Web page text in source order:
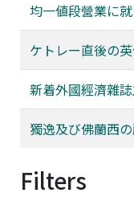
均一値段營業に
ケトレー直後の
新着外國經濟雜
獨逸及び佛蘭西
Filters